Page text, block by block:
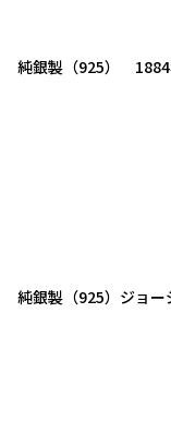
純銀製（925）
純銀製（925）ジョ